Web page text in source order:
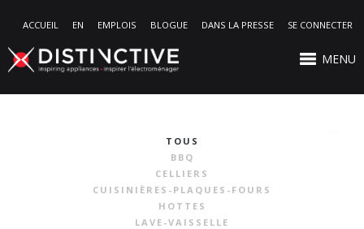
ACCUEIL EN EMPLOIS BLOGUE DANS LA PRESSE SE CONNECTER
MENU
TOUS
BBQ
CELLIERS
CUISINIÈRES-PLAQUES-FOURS
HOTTES
LAVE-VAISSELLE